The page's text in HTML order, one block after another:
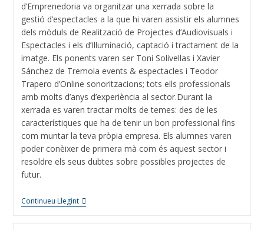
d’Emprenedoria va organitzar una xerrada sobre la
gestió d’espectacles a la que hi varen assistir els alumnes
dels mòduls de Realització de Projectes d’Audiovisuals i
Espectacles i els d’Il·luminació, captació i tractament de la
imatge. Els ponents varen ser Toni Solivellas i Xavier
Sánchez de Tremola events & espectacles i Teodor
Trapero d’Online sonoritzacions; tots ells professionals
amb molts d’anys d’experiència al sector.Durant la
xerrada es varen tractar molts de temes: des de les
característiques que ha de tenir un bon professional fins
com muntar la teva pròpia empresa. Els alumnes varen
poder conèixer de primera mà com és aquest sector i
resoldre els seus dubtes sobre possibles projectes de
futur.
Continueu Llegint